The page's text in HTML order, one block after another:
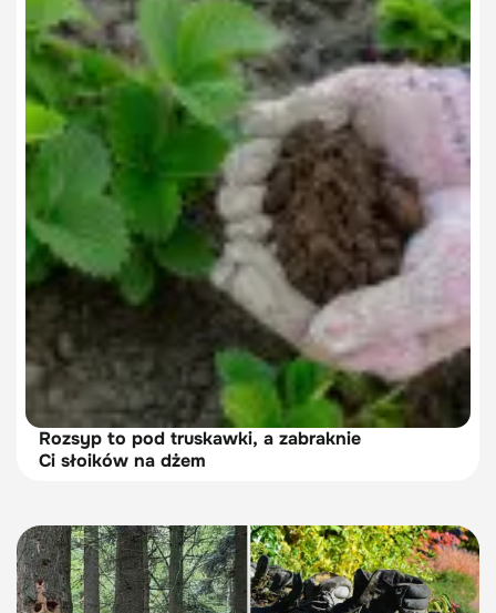
Rozsyp to pod truskawki, a zabraknie
Ci słoików na dżem